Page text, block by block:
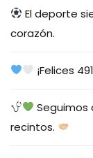
El deporte
corazón.
¡Felices
Seguimos
recintos.